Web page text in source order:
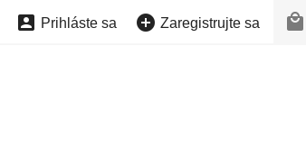
 Prihláste sa  Zaregistrujte sa 